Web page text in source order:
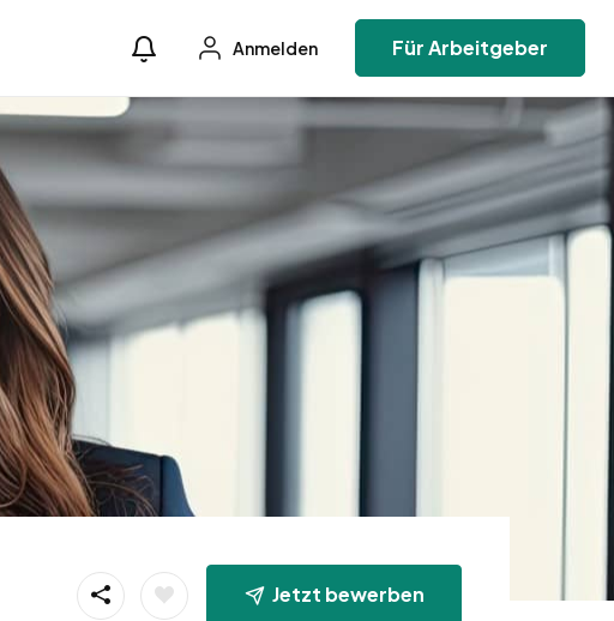
Anmelden Für Arbeitgeber
Jetzt bewerben